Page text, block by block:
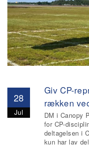
28
Jul
Giv CP-
rækken
DM i Canopy
for CP-
deltagelsen i
kun har lav